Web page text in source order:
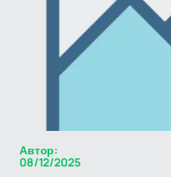
Автор:
08/12/2025